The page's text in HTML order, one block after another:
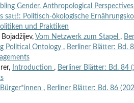
Gender. Anthropological
satt!: Politisch-ökologische
und Praktiken
Vom Netzwerk zum Stapel ,
Political Ontology , Berliner Blätter: Bd.
Introduction , Berliner Blätter: Bd. 84
, Berliner Blätter: Bd. 86